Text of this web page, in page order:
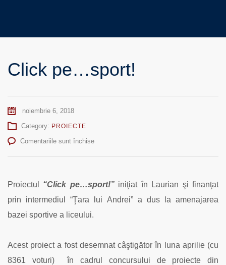
Click pe…sport!
noiembrie 6, 2018
Category: PROIECTE
Comentariile sunt închisepentru
Proiectul “Click pe…sport!”iniţiat în Laurian şi finanţat
prin intermediul “Ţara lui Andrei” a dus la amenajarea
bazei sportive a liceului.
Acest proiect a fost desemnat câştigător în luna aprilie (cu
8361 voturi) în cadrul concursului de proiecte din